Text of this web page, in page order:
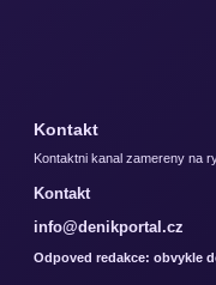
Kontakt
Kontaktni kanal zamereny na
Kontakt
info@denikportal.cz
Odpoved redakce: obvykle